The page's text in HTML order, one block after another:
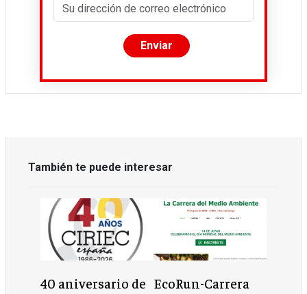
También te puede interesar
40 aniversario de EcoRun-Carrera